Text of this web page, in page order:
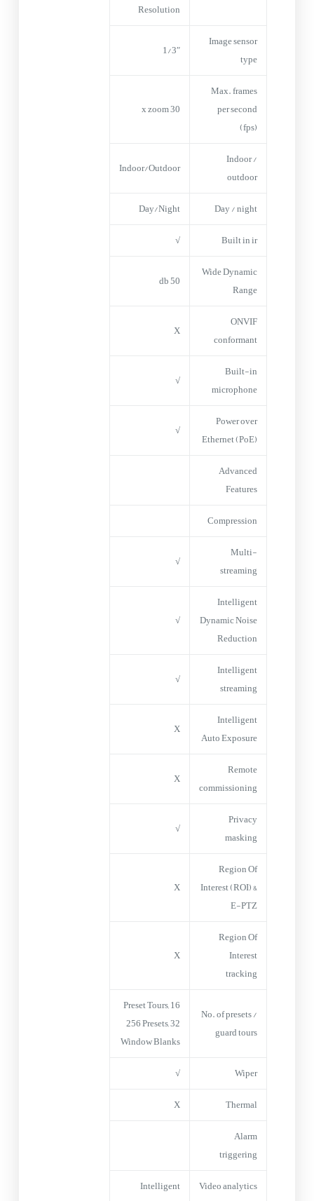
Resolution
Image sensor
type
1/3″
Max. frames
per second
(fps)
30 x zoom
Indoor /
outdoor
Indoor/Outdoor
Day / night
Day/Night
Built in ir
√
Wide Dynamic
Range
50 db
ONVIF
conformant
X
Built-in
microphone
√
Power over
Ethernet (PoE)
√
Advanced
Features
Compression
Multi-
streaming
√
Intelligent
Dynamic Noise
Reduction
√
Intelligent
streaming
√
Intelligent
Auto Exposure
X
Remote
commissioning
X
Privacy
masking
√
Region Of
Interest (ROI) &
E-PTZ
X
Region Of
Interest
tracking
X
No. of presets /
guard tours
16 Preset Tours,
256 Presets, 32
Window Blanks
Wiper
√
Thermal
X
Alarm
triggering
Video analytics
Intelligent